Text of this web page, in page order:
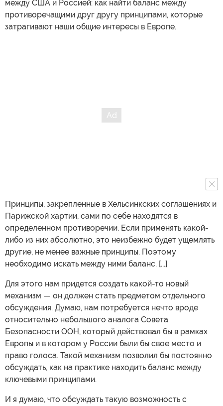
между США и Россией: как найти баланс между
противоречащими друг другу принципами, которые
затрагивают наши общие интересы в Европе.
Принципы, закрепленные в Хельсинкских соглашениях и
Парижской хартии, сами по себе находятся в
определенном противоречии. Если применять какой-
либо из них абсолютно, это неизбежно будет ущемлять
другие, не менее важные принципы. Поэтому
необходимо искать между ними баланс. [...]
Для этого нам придется создать какой-то новый
механизм — он должен стать предметом отдельного
обсуждения. Думаю, нам потребуется нечто вроде
относительно небольшого аналога Совета
Безопасности ООН, который действовал бы в рамках
Европы и в котором у России были бы свое место и
право голоса. Такой механизм позволил бы постоянно
обсуждать, как на практике находить баланс между
ключевыми принципами.
И я думаю, что обсуждать такую возможность с